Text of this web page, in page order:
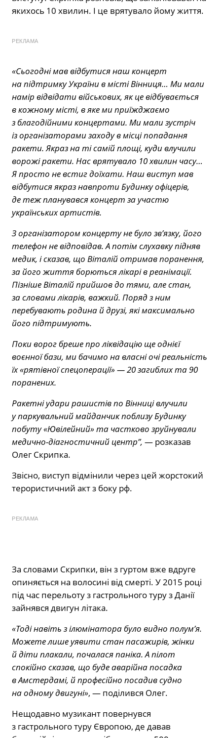
якихось 10 хвилин. І це врятувало йому життя.
РЕКЛАМА
«Сьогодні мав відбутися наш концерт
на підтримку України в місті Вінниця… Ми мали
намір відвідати військових, як це відбувається
в кожному місті, в яке ми приїжджаємо
з благодійними концертами. Ми мали зустріч
із організаторами заходу в місці попадання
ракети. Якраз на ті самій площі, куди влучили
ворожі ракети. Нас врятувало 10 хвилин часу…
Я просто не встиг доїхати. Наш виступ мав
відбутися якраз навпроти Будинку офіцерів,
де теж планувався концерт за участю
українських артистів.
З організатором концерту не було зв’язку, його
телефон не відповідав. А потім слухавку підняв
медик, і сказав, що Віталій отримав поранення,
за його життя борються лікарі в реанімації.
Пізніше Віталій прийшов до тями, але стан,
за словами лікарів, важкий. Поряд з ним
перебувають родина й друзі, які максимально
його підтримують.
Поки ворог бреше про ліквідацію ще однієї
воєнної бази, ми бачимо на власні очі реальність
їх «рятівної спецоперації» — 20 загиблих та 90
поранених.
Ракетні удари рашистів по Вінниці влучили
у паркувальний майданчик поблизу Будинку
побуту «Ювілейний» та частково зруйнували
медично-діагностичний центр”, — розказав
Олег Скрипка.
Звісно, виступ відмінили через цей жорстокий
терористичний акт з боку рф.
РЕКЛАМА
За словами Скрипки, він з гуртом вже вдруге
опиняється на волосині від смерті. У 2015 році
під час перельоту з гастрольного туру з Данії
зайнявся двигун літака.
«Тоді навіть з ілюмінатора було видно полум’я.
Можете лише уявити стан пасажирів, жінки
й діти плакали, почалася паніка. А пілот
спокійно сказав, що буде аварійна посадка
в Амстердамі, й професійно посадив судно
на одному двигуні», — поділився Олег.
Нещодавно музикант повернувся
з гастрольного туру Європою, де давав